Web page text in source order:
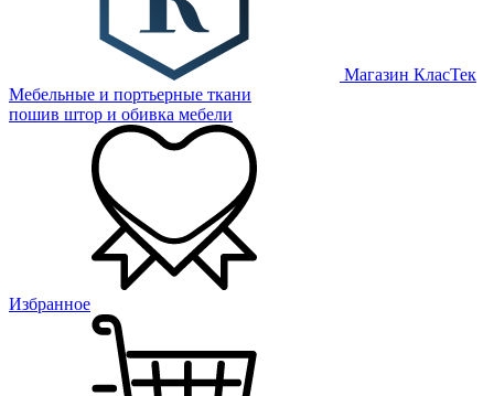
Магазин КласТек
Мебельные и портьерные ткани
пошив штор и обивка мебели
Избранное